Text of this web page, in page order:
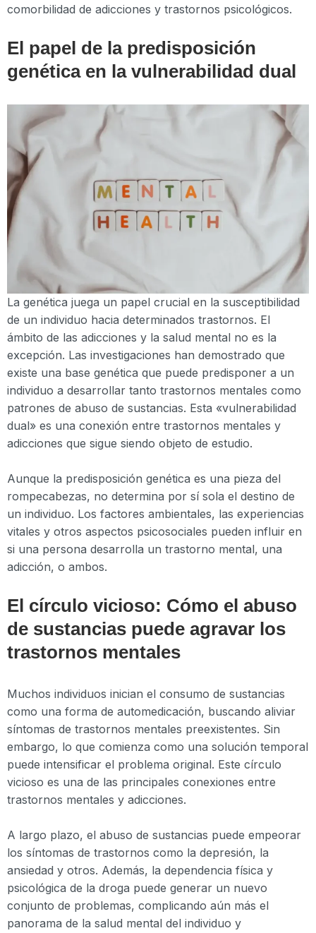
comorbilidad de adicciones y trastornos psicológicos.
El papel de la predisposición
genética en la vulnerabilidad dual
La genética juega un papel crucial en la susceptibilidad
de un individuo hacia determinados trastornos. El
ámbito de las adicciones y la salud mental no es la
excepción. Las investigaciones han demostrado que
existe una base genética que puede predisponer a un
individuo a desarrollar tanto trastornos mentales como
patrones de abuso de sustancias. Esta «vulnerabilidad
dual» es una conexión entre trastornos mentales y
adicciones que sigue siendo objeto de estudio.
Aunque la predisposición genética es una pieza del
rompecabezas, no determina por sí sola el destino de
un individuo. Los factores ambientales, las experiencias
vitales y otros aspectos psicosociales pueden influir en
si una persona desarrolla un trastorno mental, una
adicción, o ambos.
El círculo vicioso: Cómo el abuso
de sustancias puede agravar los
trastornos mentales
Muchos individuos inician el consumo de sustancias
como una forma de automedicación, buscando aliviar
síntomas de trastornos mentales preexistentes. Sin
embargo, lo que comienza como una solución temporal
puede intensificar el problema original. Este círculo
vicioso es una de las principales conexiones entre
trastornos mentales y adicciones.
A largo plazo, el abuso de sustancias puede empeorar
los síntomas de trastornos como la depresión, la
ansiedad y otros. Además, la dependencia física y
psicológica de la droga puede generar un nuevo
conjunto de problemas, complicando aún más el
panorama de la salud mental del individuo y